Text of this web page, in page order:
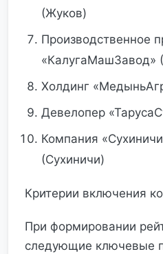
(Жуков)
Производственное
«КалугаМашЗавод»
Холдинг
Девелопер
Компания
(Сухиничи)
Критерии включения
При формировании
следующие ключевые